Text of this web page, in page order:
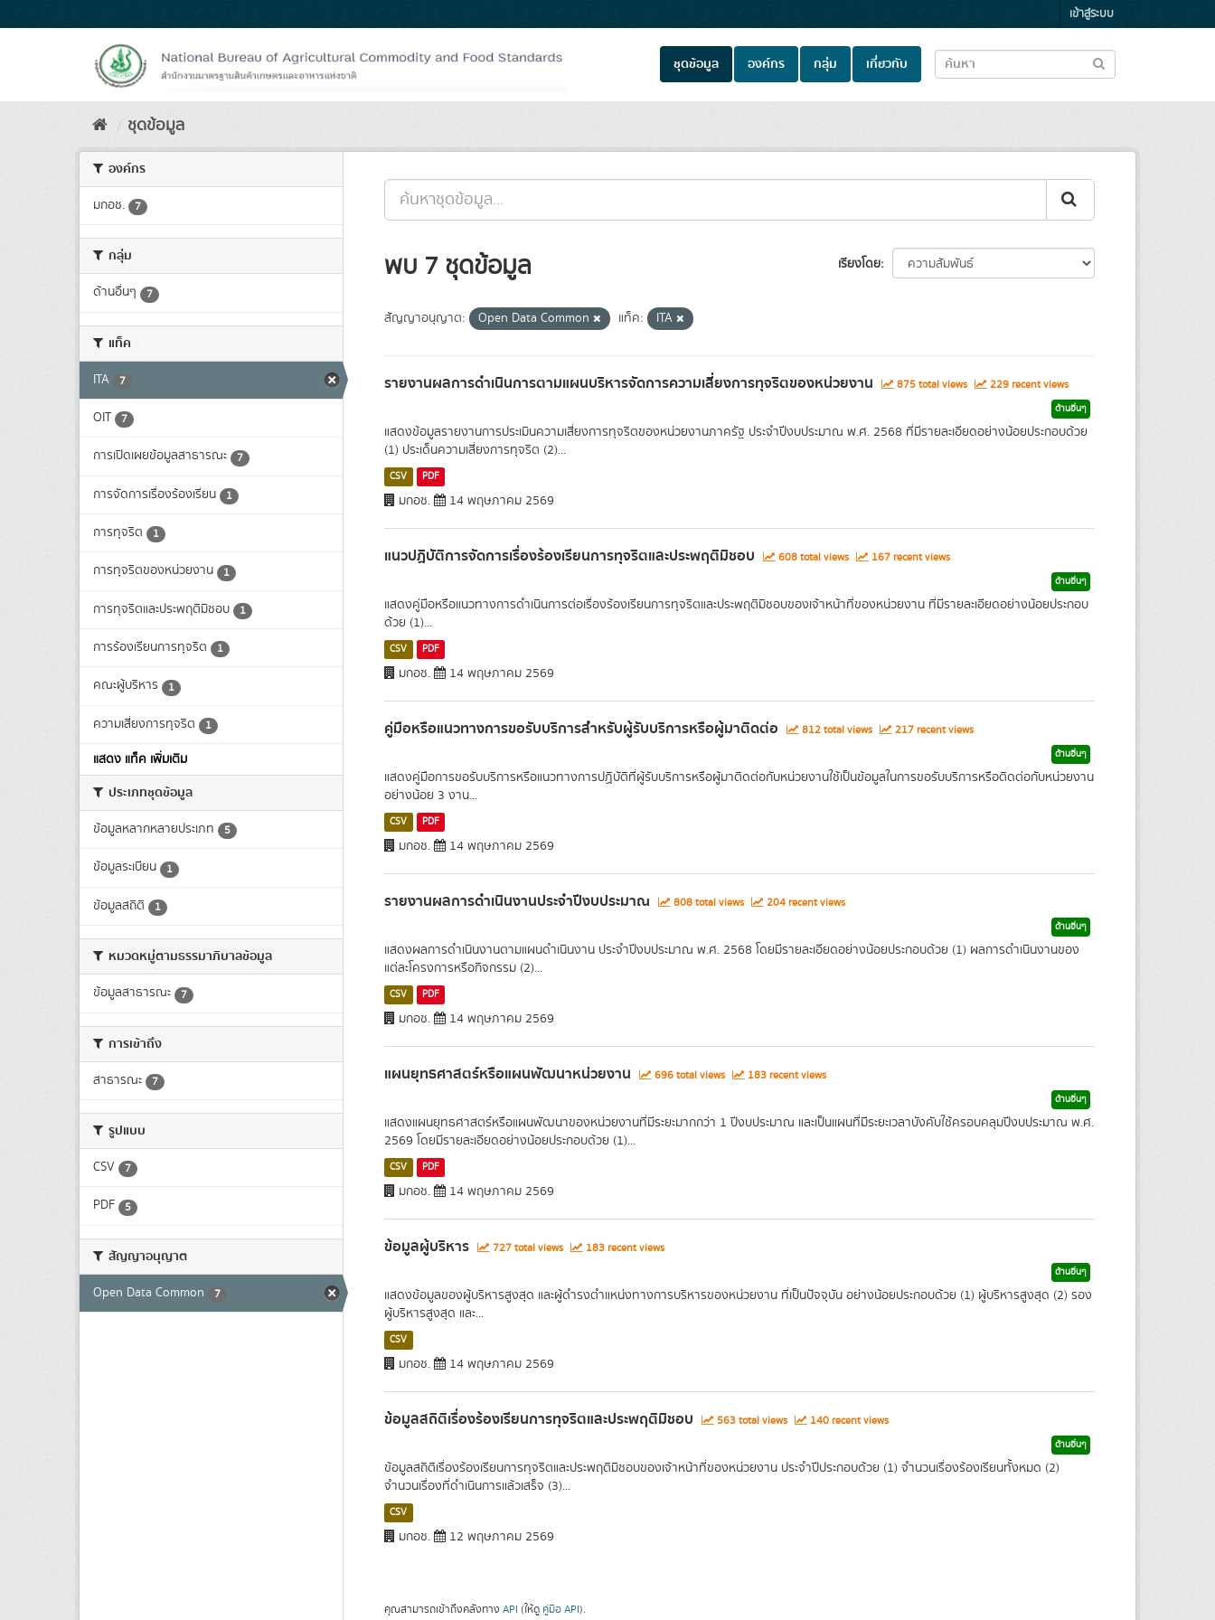
to
เข้าสู่ระบบ
ชุดข้อมูล องค์กร กลุ่ม เกี่ยวกับ
ชุดข้อมูล
องค์กร
มกอช. 7
กลุ่ม
ด้านอื่นๆ 7
แท็ค
ITA 7
OIT 7
การเปิดเผยข้อมูลสาธารณะ 7
การจัดการเรื่องร้องเรียน 1
การทุจริต 1
การทุจริตของหน่วยงาน 1
การทุจริตและประพฤติมิชอบ 1
การร้องเรียนการทุจริต 1
คณะผู้บริหาร 1
ความเสี่ยงการทุจริต 1
แสดง แท็ค เพิ่มเติม
ประเภทชุดข้อมูล
ข้อมูลหลากหลายประเภท 5
ข้อมูลระเบียน 1
ข้อมูลสถิติ 1
หมวดหมู่ตามธรรมาภิบาลข้อมูล
ข้อมูลสาธารณะ 7
การเข้าถึง
สาธารณะ 7
รูปแบบ
CSV 7
PDF 5
สัญญาอนุญาต
Open Data Common 7
เรียงโดย
พบ 7 ชุดข้อมูล
สัญญาอนุญาต: Open Data Common แท็ค: ITA
รายงานผลการดำเนินการตามแผนบริหารจัดการความเสี่ยงการทุจริตของหน่วยงาน 875 total views 229 recent views
ด้านอื่นๆ
แสดงข้อมูลรายงานการประเมินความเสี่ยงการทุจริตของหน่วยงานภาครัฐ ประจำปีงบประมาณ พ.ศ. 2568 ที่มีรายละเอียดอย่างน้อยประกอบด้วย
(1) ประเด็นความเสี่ยงการทุจริต (2)...
CSV PDF
มกอช. 14 พฤษภาคม 2569
แนวปฏิบัติการจัดการเรื่องร้องเรียนการทุจริตและประพฤติมิชอบ 608 total views 167 recent views
ด้านอื่นๆ
แสดงคู่มือหรือแนวทางการดำเนินการต่อเรื่องร้องเรียนการทุจริตและประพฤติมิชอบของเจ้าหน้าที่ของหน่วยงาน ที่มีรายละเอียดอย่างน้อยประกอบ
ด้วย (1)...
CSV PDF
มกอช. 14 พฤษภาคม 2569
คู่มือหรือแนวทางการขอรับบริการสำหรับผู้รับบริการหรือผู้มาติดต่อ 812 total views 217 recent views
ด้านอื่นๆ
แสดงคู่มือการขอรับบริการหรือแนวทางการปฏิบัติที่ผู้รับบริการหรือผู้มาติดต่อกับหน่วยงานใช้เป็นข้อมูลในการขอรับบริการหรือติดต่อกับหน่วยงาน
อย่างน้อย 3 งาน...
CSV PDF
มกอช. 14 พฤษภาคม 2569
รายงานผลการดำเนินงานประจำปีงบประมาณ 808 total views 204 recent views
ด้านอื่นๆ
แสดงผลการดำเนินงานตามแผนดำเนินงาน ประจำปีงบประมาณ พ.ศ. 2568 โดยมีรายละเอียดอย่างน้อยประกอบด้วย (1) ผลการดำเนินงานของ
แต่ละโครงการหรือกิจกรรม (2)...
CSV PDF
มกอช. 14 พฤษภาคม 2569
แผนยุทธศาสตร์หรือแผนพัฒนาหน่วยงาน 696 total views 183 recent views
ด้านอื่นๆ
แสดงแผนยุทธศาสตร์หรือแผนพัฒนาของหน่วยงานที่มีระยะมากกว่า 1 ปีงบประมาณ และเป็นแผนที่มีระยะเวลาบังคับใช้ครอบคลุมปีงบประมาณ พ.ศ.
2569 โดยมีรายละเอียดอย่างน้อยประกอบด้วย (1)...
CSV PDF
มกอช. 14 พฤษภาคม 2569
ข้อมูลผู้บริหาร 727 total views 183 recent views
ด้านอื่นๆ
แสดงข้อมูลของผู้บริหารสูงสุด และผู้ดำรงตำแหน่งทางการบริหารของหน่วยงาน ที่เป็นปัจจุบัน อย่างน้อยประกอบด้วย (1) ผู้บริหารสูงสุด (2) รอง
ผู้บริหารสูงสุด และ...
CSV
มกอช. 14 พฤษภาคม 2569
ข้อมูลสถิติเรื่องร้องเรียนการทุจริตและประพฤติมิชอบ 563 total views 140 recent views
ด้านอื่นๆ
ข้อมูลสถิติเรื่องร้องเรียนการทุจริตและประพฤติมิชอบของเจ้าหน้าที่ของหน่วยงาน ประจำปีประกอบด้วย (1) จำนวนเรื่องร้องเรียนทั้งหมด (2)
จำนวนเรื่องที่ดำเนินการแล้วเสร็จ (3)...
CSV
มกอช. 12 พฤษภาคม 2569
คุณสามารถเข้าถึงคลังทาง API (ให้ดู คู่มือ API).